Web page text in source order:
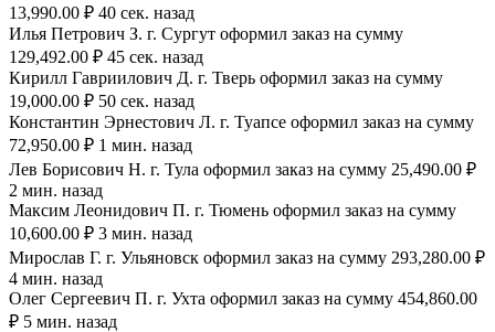
13,990.00 ₽ 40 сек. назад
Илья Петрович З. г. Сургут оформил заказ на сумму
129,492.00 ₽ 45 сек. назад
Кирилл Гавриилович Д. г. Тверь оформил заказ на сумму
19,000.00 ₽ 50 сек. назад
Константин Эрнестович Л. г. Туапсе оформил заказ на сумму
72,950.00 ₽ 1 мин. назад
Лев Борисович Н. г. Тула оформил заказ на сумму 25,490.00 ₽
2 мин. назад
Максим Леонидович П. г. Тюмень оформил заказ на сумму
10,600.00 ₽ 3 мин. назад
Мирослав Г. г. Ульяновск оформил заказ на сумму 293,280.00 ₽
4 мин. назад
Олег Сергеевич П. г. Ухта оформил заказ на сумму 454,860.00
₽ 5 мин. назад